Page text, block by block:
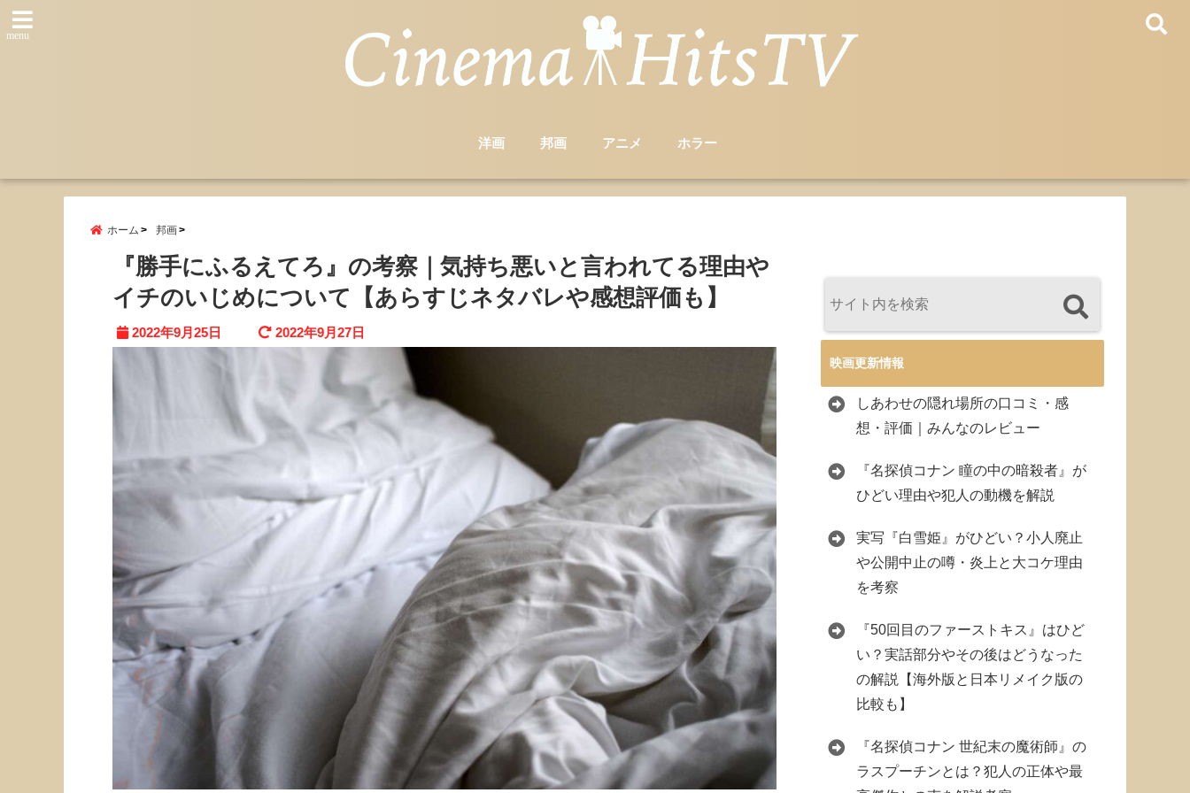
menu
洋画 邦画 アニメ ホラー
ホーム 邦画
『勝手にふるえてろ』の考察｜気持ち悪いと言われてる理由や
イチのいじめについて【あらすじネタバレや感想評価も】
2022年9月25日 2022年9月27日
映画更新情報
しあわせの隠れ場所の口コミ・感
想・評価｜みんなのレビュー
『名探偵コナン 瞳の中の暗殺者』が
ひどい理由や犯人の動機を解説
実写『白雪姫』がひどい？小人廃止
や公開中止の噂・炎上と大コケ理由
を考察
『50回目のファーストキス』はひど
い？実話部分やその後はどうなった
の解説【海外版と日本リメイク版の
比較も】
『名探偵コナン 世紀末の魔術師』の
ラスプーチンとは？犯人の正体や最